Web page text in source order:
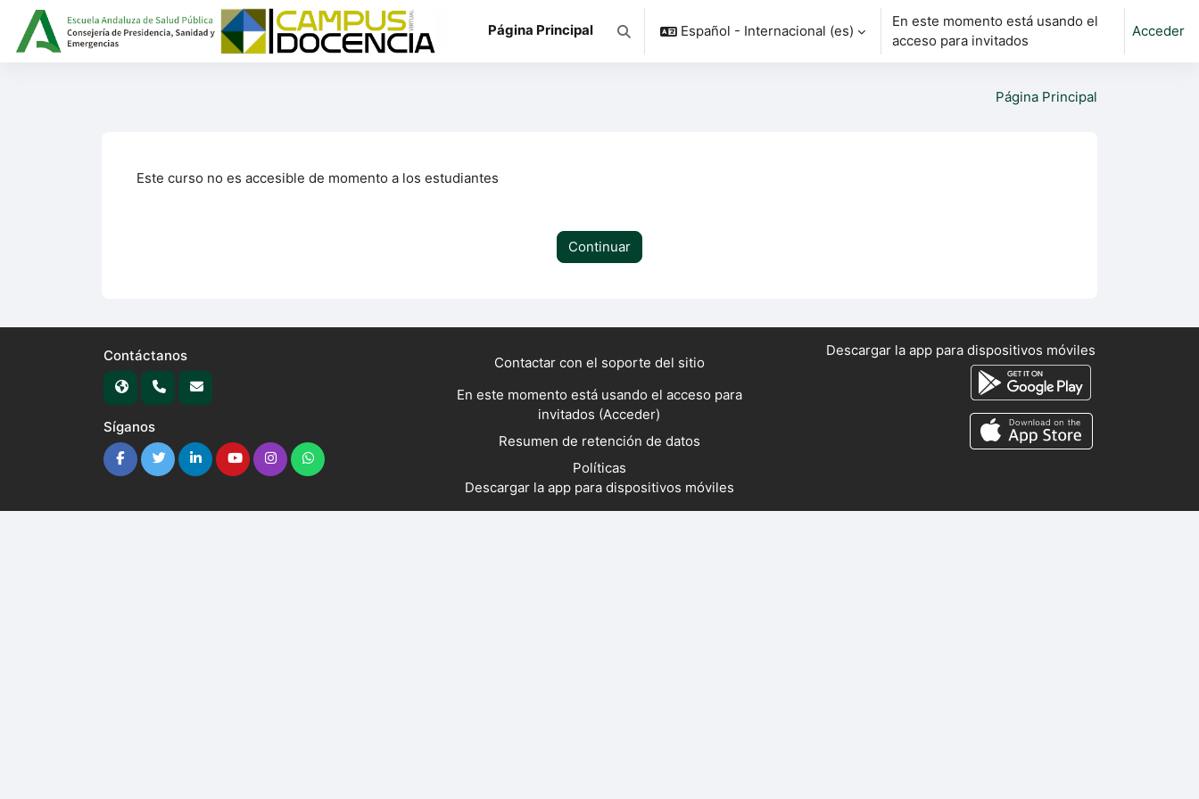
Salta al contenido principal
Página Principal
Selector de búsqueda de entrada
Español - Internacional ‎(es)‎
En este momento está usando el
acceso para invitados
Acceder
Página Principal
Este curso no es accesible de momento a los estudiantes
Continuar
Contáctanos
Síganos
Contactar con el soporte del sitio
En este momento está usando el acceso para
invitados (Acceder)
Resumen de retención de datos
Políticas
Descargar la app para dispositivos móviles
Descargar la app para dispositivos móviles